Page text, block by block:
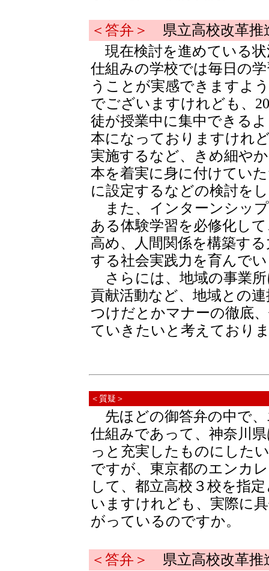
＜答弁＞ 県立高校改革推
現在検討を進めている
仕組みの学校では毎日の
うことが実感できますよ
でございますけれども、
徒が授業中に集中できる
本になっておりますけれ
実施するなど、きめ細や
本を着実に身に付けてい
に設定するなどの検討を
また、インターンシッ
ある体験学習を必修化し
高め、人間関係を構築す
する社会実践力を育んで
さらには、地域の事業
貢献活動など、地域との
つけだとかマナーの徹底
ていきたいと考えており
＜質疑＞
先ほどの御答弁の中で
仕組みであって、神奈川
っと充実したものにした
ですが、東京都のエンカ
して、都立高校３校を指
いますけれども、実際に
がっているのですか。
＜答弁＞ 県立高校改革推